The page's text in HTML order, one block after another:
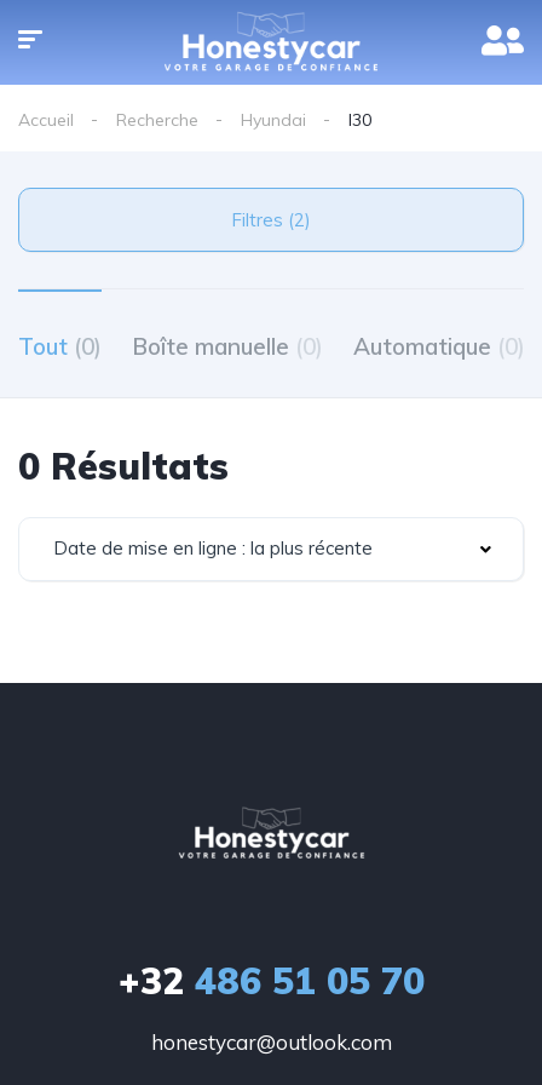
Accueil Recherche Hyundai I30
Filtres (2)
Tout (0) Boîte manuelle (0) Automatique (0)
0 Résultats
Date de mise en ligne : la plus récente
+32 486 51 05 70
honestycar@outlook.com